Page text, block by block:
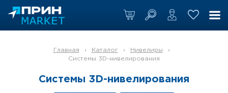
Главная › Каталог › Нивелиры
›
Системы 3D-нивелирования
Системы 3D-нивелирования